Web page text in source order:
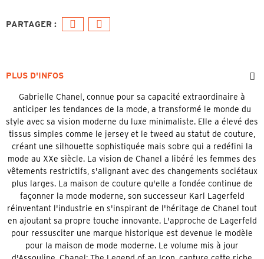
PLUS D'INFOS
Gabrielle Chanel, connue pour sa capacité extraordinaire à
anticiper les tendances de la mode, a transformé le monde du
style avec sa vision moderne du luxe minimaliste. Elle a élevé des
tissus simples comme le jersey et le tweed au statut de couture,
créant une silhouette sophistiquée mais sobre qui a redéfini la
mode au XXe siècle. La vision de Chanel a libéré les femmes des
vêtements restrictifs, s'alignant avec des changements sociétaux
plus larges. La maison de couture qu'elle a fondée continue de
façonner la mode moderne, son successeur Karl Lagerfeld
réinventant l'industrie en s'inspirant de l'héritage de Chanel tout
en ajoutant sa propre touche innovante. L'approche de Lagerfeld
pour ressusciter une marque historique est devenue le modèle
pour la maison de mode moderne. Le volume mis à jour